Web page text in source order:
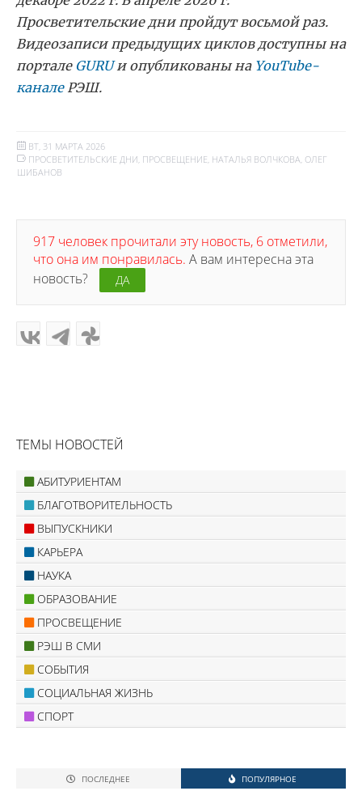
Просветительские дни пройдут восьмой раз.
Видеозаписи предыдущих циклов доступны на
портале GURUи опубликованы на YouTube-
каналеРЭШ.
ВТ, 31 МАРТА 2026
ПРОСВЕТИТЕЛЬСКИЕ ДНИ, ПРОСВЕЩЕНИЕ, НАТАЛЬЯ ВОЛЧКОВА, ОЛЕГ
ШИБАНОВ
917 человек прочитали эту новость, 6 отметили,
что она им понравилась. А вам интересна эта
новость?
ДА
ТЕМЫ НОВОСТЕЙ
АБИТУРИЕНТАМ
БЛАГОТВОРИТЕЛЬНОСТЬ
ВЫПУСКНИКИ
КАРЬЕРА
НАУКА
ОБРАЗОВАНИЕ
ПРОСВЕЩЕНИЕ
РЭШ В СМИ
СОБЫТИЯ
СОЦИАЛЬНАЯ ЖИЗНЬ
СПОРТ
ПОСЛЕДНЕЕ ПОПУЛЯРНОЕ